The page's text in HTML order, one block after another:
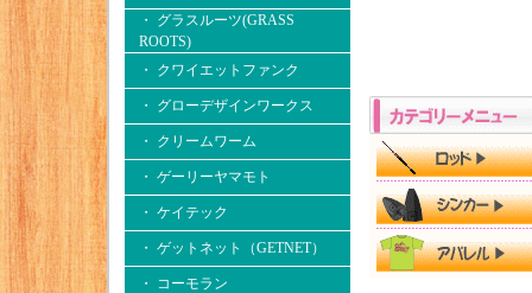
・ グラスルーツ(GRASS
ROOTS)
・ クワイエットファンク
・ グローデザインワークス
・ クリームワーム
・ ゲーリーヤマモト
・ ケイテック
・ ゲットネット（GETNET）
・ コーモラン